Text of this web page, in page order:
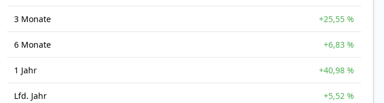
3 Monate +25,55 %
6 Monate +6,83 %
1 Jahr +40,98 %
Lfd. Jahr +5,52 %